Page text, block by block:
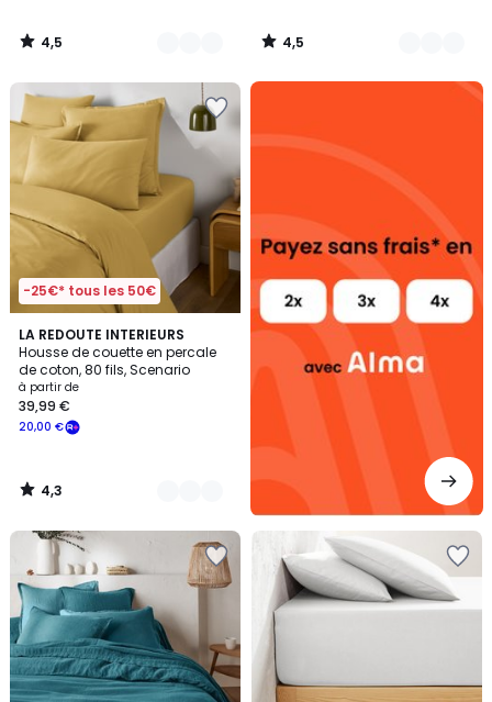
4,5
/
4,5
/
-25€* tous les 50€
LA REDOUTE INTERIEURS
Housse de couette en percale
de coton, 80 fils, Scenario
à partir de
20,00 €
39,99 €
4,3
/ 5
3
Couleurs
4,3
/
Alma
sans